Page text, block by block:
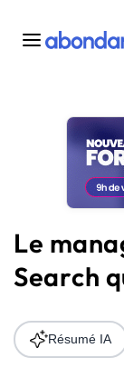
Toutes les
Actus SEO
Plateforme
Solutions
Ressources
Audit SEO
Le
Search
Résumé IA